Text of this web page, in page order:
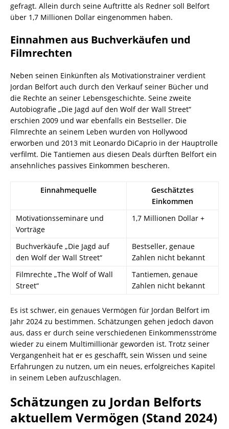
gefragt. Allein durch seine Auftritte als Redner soll Belfort
über 1,7 Millionen Dollar eingenommen haben.
Einnahmen aus Buchverkäufen und
Filmrechten
Neben seinen Einkünften als Motivationstrainer verdient
Jordan Belfort auch durch den Verkauf seiner Bücher und
die Rechte an seiner Lebensgeschichte. Seine zweite
Autobiografie „Die Jagd auf den Wolf der Wall Street“
erschien 2009 und war ebenfalls ein Bestseller. Die
Filmrechte an seinem Leben wurden von Hollywood
erworben und 2013 mit Leonardo DiCaprio in der Hauptrolle
verfilmt. Die Tantiemen aus diesen Deals dürften Belfort ein
ansehnliches passives Einkommen bescheren.
Einnahmequelle
Geschätztes
Einkommen
Motivationsseminare und
Vorträge
1,7 Millionen Dollar +
Buchverkäufe „Die Jagd auf
den Wolf der Wall Street“
Bestseller, genaue
Zahlen nicht bekannt
Filmrechte „The Wolf of Wall
Street“
Tantiemen, genaue
Zahlen nicht bekannt
Es ist schwer, ein genaues Vermögen für Jordan Belfort im
Jahr 2024 zu bestimmen. Schätzungen gehen jedoch davon
aus, dass er durch seine verschiedenen Einkommensströme
wieder zu einem Multimillionär geworden ist. Trotz seiner
Vergangenheit hat er es geschafft, sein Wissen und seine
Erfahrungen zu nutzen, um ein neues, erfolgreiches Kapitel
in seinem Leben aufzuschlagen.
Schätzungen zu Jordan Belforts
aktuellem Vermögen (Stand 2024)